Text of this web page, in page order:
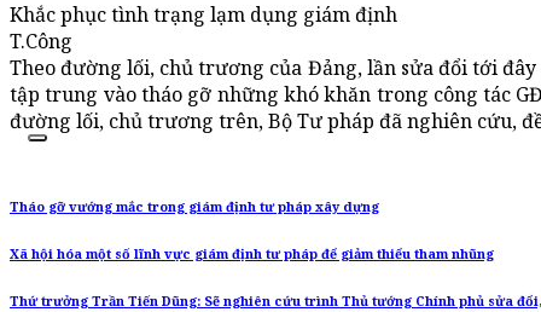
Khắc phục tình trạng lạm dụng giám định
T.Công
Theo đường lối, chủ trương của Đảng, lần sửa đổi tới
tập trung vào tháo gỡ những khó khăn trong công tác
đường lối, chủ trương trên, Bộ Tư pháp đã nghiên cứu,
Tháo gỡ vướng mắc trong giám định tư pháp xây dựng
Xã hội hóa một số lĩnh vực giám định tư pháp để giảm thiểu tham nhũng
Thứ trưởng Trần Tiến Dũng: Sẽ nghiên cứu trình Thủ tướng Chính phủ sửa